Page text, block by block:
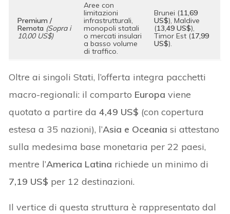
Premium /
Remota (Sopra i
10,00 US$)
Aree con
limitazioni
infrastrutturali,
monopoli statali
o mercati insulari
a basso volume
di traffico.
Brunei (11,69
US$), Maldive
(13,49 US$),
Timor Est (17,99
US$).
Oltre ai singoli Stati, l’offerta integra pacchetti
macro-regionali: il comparto Europa viene
quotato a partire da4,49 US$ (con copertura
estesa a 35 nazioni), l’Asia e Oceania si attestano
sulla medesima base monetaria per 22 paesi,
mentre l’America Latina richiede un minimo di
7,19 US$ per 12 destinazioni.
Il vertice di questa struttura è rappresentato dal